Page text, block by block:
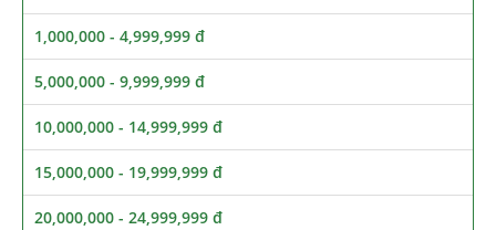
1,000,000 - 4,999,999 đ
5,000,000 - 9,999,999 đ
10,000,000 - 14,999,999 đ
15,000,000 - 19,999,999 đ
20,000,000 - 24,999,999 đ